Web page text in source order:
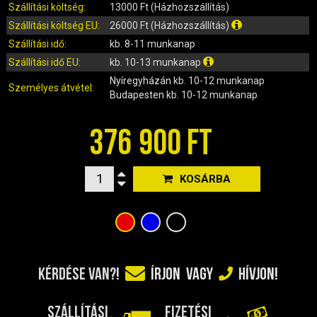
IZZÓ (ROBOGÓ, QUAD, MOTOR)
KARBURÁTOROK ÉS ALKATRÉSZEIK
KENŐANYAGOK, TISZTÍTÓK, ÁPOLÓK
KILÓMÉTERÓRA ÉS ALKATRÉSZEI
KORMÁNY ÉS ALKATRÉSZEI
LÁMPÁK, BÚRÁK
MOTORBLOKK KOMPLETT
RUHÁZAT, VÉDŐFELSZERELÉSEK
Szállítási költség:
13000 Ft (Házhozszállítás)
Szállítási költség EU:
26000 Ft (Házhozszállítás)
Szállítási idő:
kb. 8-11 munkanap
Szállítási idő EU:
kb. 10-13 munkanap
Személyes átvétel:
Nyíregyházán kb. 10-12 munkanap
Budapesten kb. 10-12 munkanap
376 900 FT
KOSÁRBA
KÉRDÉSE VAN?! ÍRJON VAGY HÍVJON!
SZÁLLÍTÁSI FIZETÉSI